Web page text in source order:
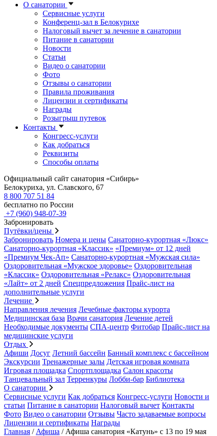
О санатории
Сервисные услуги
Конференц-зал в Белокурихе
Налоговый вычет за лечение в санатории
Питание в санатории
Новости
Статьи
Видео о санатории
Фото
Отзывы о санатории
Правила проживания
Лицензии и сертификаты
Награды
Розыгрыш путевок
Контакты
Конгресс-услуги
Как добраться
Реквизиты
Способы оплаты
Официальный сайт санатория «Сибирь»
Белокуриха, ул. Славского, 67
8 800 707 51 84
бесплатно по России
+7 (960) 948-07-39
Забронировать
Путёвки/цены
Забронировать Номера и цены Санаторно-курортная «Люкс»
Санаторно-курортная «Классик» «Премиум» от 12 дней
«Премиум Чек-Ап» Санаторно-курортная «Мужская сила»
Оздоровительная «Мужское здоровье» Оздоровительная
«Классик» Оздоровительная «Релакс» Оздоровительная
«Лайт» от 2 дней Спецпредложения Прайс-лист на
дополнительные услуги
Лечение
Направления лечения Лечебные факторы курорта
Медицинская база Врачи санатория Лечение детей
Необходимые документы СПА-центр Фитобар Прайс-лист на
медицинские услуги
Отдых
Афиши Досуг Летний бассейн Банный комплекс с бассейном
Экскурсии Тренажерные залы Детская игровая комната
Игровая площадка Спортплощадка Салон красоты
Танцевальный зал Терренкуры Лобби-бар Библиотека
О санатории
Сервисные услуги Как добраться Конгресс-услуги Новости и
статьи Питание в санатории Налоговый вычет Контакты
Фото Видео о санатории Отзывы Часто задаваемые вопросы
Лицензии и сертификаты Награды
Главная / Афиша / Афиша санатория «Катунь» с 13 по 19 мая